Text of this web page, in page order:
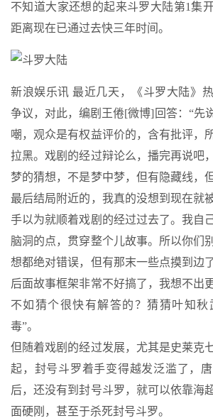
不知道大家还想的起来斗罗大陆第1集
距离现在已通过去快三年时间。
新浪娱乐讯 最近几天，《斗罗大陆》
争议，对此，编剧王倦[微博]回答：“先
嘲，观众是有权益评价的，含有批评，
拉黑。戏剧的经过辩论么，播完再说吧
梦的猜想，不是梦中梦，但有隐藏线，
最后结局附近的，我真的没想到现在就
手以为就顺着戏剧的经过过去了。我自
脑洞的点，贯穿整个儿故事。所以你们
想都绝对错误，但有那末一些点摸到边
后面故事框架非常不好搞了，我想不出
不如猜个很快有解答的？猜猜叶知秋
毒”。
但随着戏剧的经过发展，尤其是史莱克
起，封号斗罗着手变得越发泛滥了，
后，还没有到封号斗罗，就可以依靠海
面硬刚，甚至于杀死封号斗罗。